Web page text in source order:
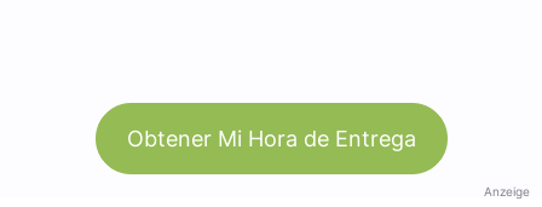
Obtener Mi Hora de Entrega
Anzeige